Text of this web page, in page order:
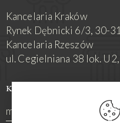
Kancelaria Kraków
Rynek Dębnicki 6/3, 30-
Kancelaria Rzeszów
ul. Cegielniana 38 lok.
KONTAKT
mrozmus@rozmus-